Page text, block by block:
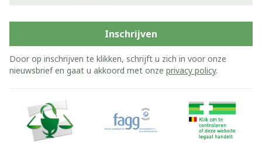
Inschrijven
Door op inschrijven te klikken, schrijft u zich in voor onze
nieuwsbrief en gaat u akkoord met onze privacy policy.